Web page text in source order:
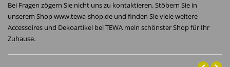
Bei Fragen zögern Sie nicht uns zu kontaktieren. Stöbern Sie in
unserem Shop www.tewa-shop.de und finden Sie viele weitere
Accessoires und Dekoartikel bei TEWA mein schönster Shop für Ihr
Zuhause.